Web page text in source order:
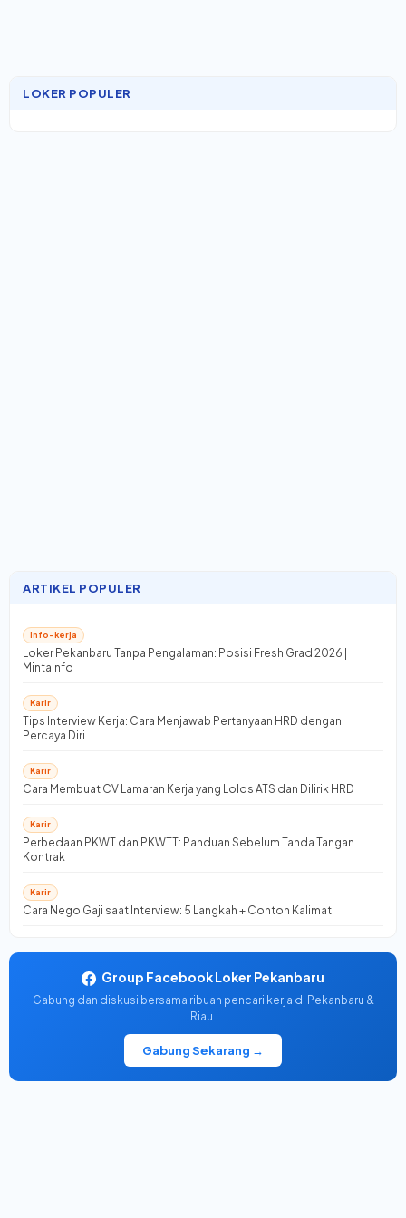
LOKER POPULER
ARTIKEL POPULER
info-kerja
Loker Pekanbaru Tanpa Pengalaman: Posisi Fresh Grad 2026 |
MintaInfo
Karir
Tips Interview Kerja: Cara Menjawab Pertanyaan HRD dengan
Percaya Diri
Karir
Cara Membuat CV Lamaran Kerja yang Lolos ATS dan Dilirik HRD
Karir
Perbedaan PKWT dan PKWTT: Panduan Sebelum Tanda Tangan
Kontrak
Karir
Cara Nego Gaji saat Interview: 5 Langkah + Contoh Kalimat
Group Facebook Loker Pekanbaru
Gabung dan diskusi bersama ribuan pencari kerja di Pekanbaru &
Riau.
Gabung Sekarang →